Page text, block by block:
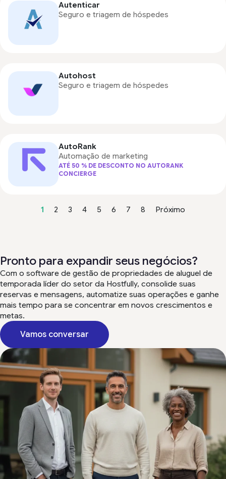
Autenticar
Seguro e triagem de hóspedes
Autohost
Seguro e triagem de hóspedes
AutoRank
Automação de marketing
ATÉ 50 % DE DESCONTO NO AUTORANK
CONCIERGE
1 2 3 4 5 6 7 8 Próximo
Pronto para expandir seus negócios?
Com o software de gestão de propriedades de aluguel de
temporada líder do setor da Hostfully, consolide suas
reservas e mensagens, automatize suas operações e ganhe
mais tempo para se concentrar em novos crescimentos e
metas.
Vamos conversar